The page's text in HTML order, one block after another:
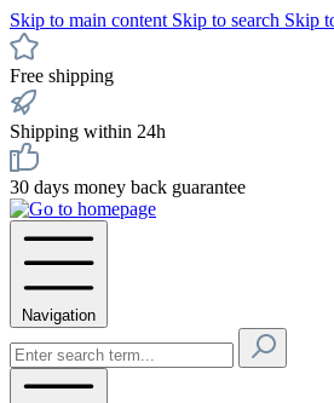
Skip to main content Skip to search Skip
Free shipping
Shipping within 24h
30 days money back guarantee
Navigation